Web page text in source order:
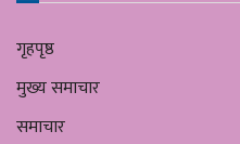
गृहपृष्ठ
मुख्य समाचार
समाचार